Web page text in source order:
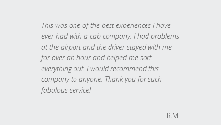
This was one of the best experiences I have
ever had with a cab company. I had problems
at the airport and the driver stayed with me
for over an hour and helped me sort
everything out. I would recommend this
company to anyone. Thank you for such
fabulous service!
R.M.